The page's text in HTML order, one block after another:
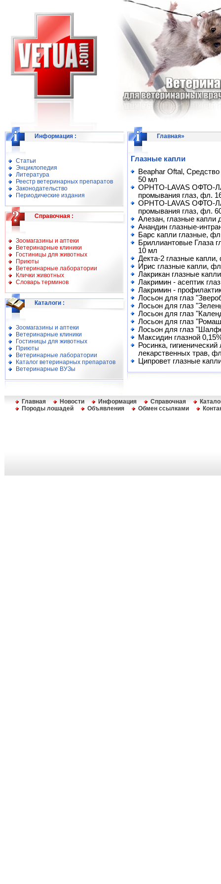
Информация :
Статьи
Энциклопедия
Литература
Реестр ветеринарных препаратов
Законодательство
Периодические издания
Справочная :
Зоомагазины и аптеки
Ветеринарные клиники
Гостиницы для животных
Приюты
Ветеринарные лаборатории
Клички животных
Словарь терминов
Каталоги :
Зоомагазины и аптеки
Ветеринарные клиники
Гостиницы для животных
Приюты
Ветеринарные лаборатории
Каталог ветеринарных препаратов
Ветеринарные ВУЗы
Главная»
Глазные капли
Beaphar Oftal,
50 мл
OPHTO-LAVAS ОФТО-
промывания глаз, фл.
OPHTO-LAVAS ОФТО-
промывания глаз, фл.
Алезан, глазные
Анандин глазные-
Барс капли глазные,
Бриллиантовые Глаза
10 мл
Декта-2 глазные
Ирис глазные капли,
Лакрикан глазные
Лакримин - асептик
Лакримин -
Лосьон для глаз
Лосьон для глаз
Лосьон для глаз
Лосьон для глаз
Лосьон для глаз
Максидин глазной
Росинка,
лекарственных трав,
Ципровет глазные
Главная Новости Информация Справочная
Породы лошадей
Объявления Обмен ссылками